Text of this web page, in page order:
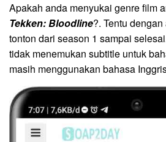
Apakah anda menyukai genre film
Tekken: Bloodline?. Tentu
tonton dari season 1 sampai
tidak menemukan subtitle untuk
masih menggunakan bahasa